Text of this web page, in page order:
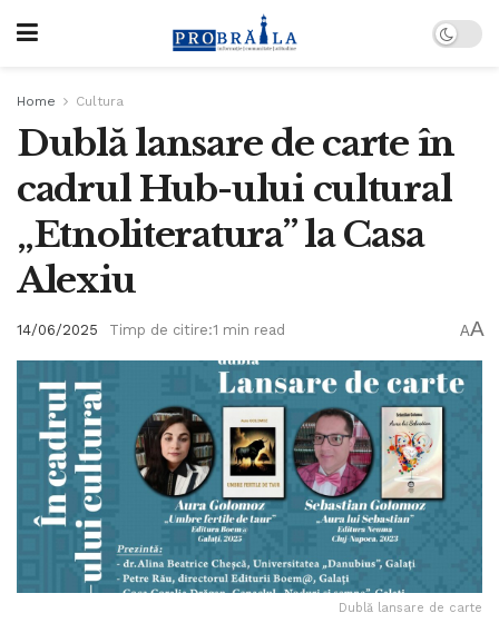
Home Cultura
Dublă lansare de carte în
cadrul Hub-ului cultural
„Etnoliteratura” la Casa
Alexiu
14/06/2025 Timp de citire:1 min read AA
Dublă lansare de carte